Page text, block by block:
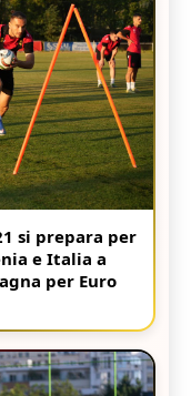
si prepara per
e Italia a
per Euro